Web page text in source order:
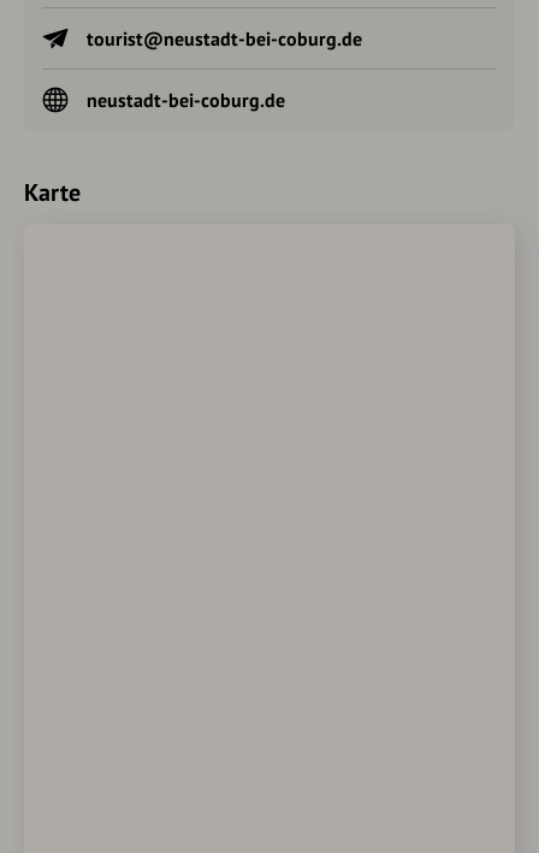
tourist@neustadt-bei-coburg.de
neustadt-bei-coburg.de
Karte